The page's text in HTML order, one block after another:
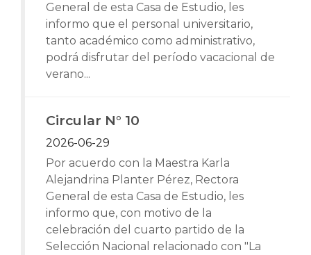
General de esta Casa de Estudio, les
informo que el personal universitario,
tanto académico como administrativo,
podrá disfrutar del período vacacional de
verano...
Circular N° 10
2026-06-29
Por acuerdo con la Maestra Karla
Alejandrina Planter Pérez, Rectora
General de esta Casa de Estudio, les
informo que, con motivo de la
celebración del cuarto partido de la
Selección Nacional relacionado con "La